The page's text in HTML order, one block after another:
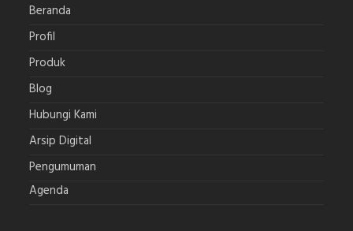
Beranda
Profil
Produk
Blog
Hubungi Kami
Arsip Digital
Pengumuman
Agenda